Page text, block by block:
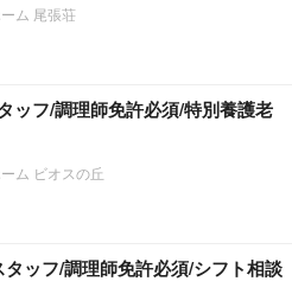
ム 尾張荘
ッフ/調理師免許必須/特別養護老
ム ビオスの丘
タッフ/調理師免許必須/シフト相談